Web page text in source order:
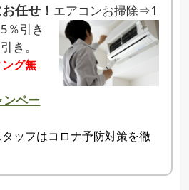
任せ！ エアコンお掃除⇒1
％引き
き。
グ無
ンペー
ッフはコロナ予防対策を徹